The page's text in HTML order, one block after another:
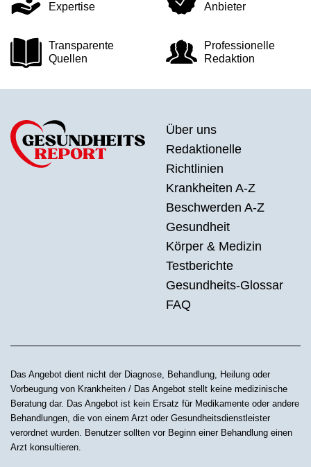
Expertise
Anbieter
Transparente
Quellen
Professionelle
Redaktion
Über uns
Redaktionelle
Richtlinien
Krankheiten A-Z
Beschwerden A-Z
Gesundheit
Körper & Medizin
Testberichte
Gesundheits-Glossar
FAQ
Das Angebot dient nicht der Diagnose, Behandlung, Heilung oder
Vorbeugung von Krankheiten / Das Angebot stellt keine medizinische
Beratung dar. Das Angebot ist kein Ersatz für Medikamente oder andere
Behandlungen, die von einem Arzt oder Gesundheitsdienstleister
verordnet wurden. Benutzer sollten vor Beginn einer Behandlung einen
Arzt konsultieren.